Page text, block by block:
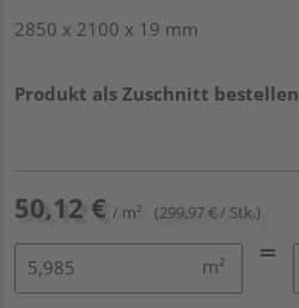
2850 x 2100 x 19 mm
Produkt als Zuschnitt bestellen
50,12 € / m² (299,97 € / Stk.)
m²